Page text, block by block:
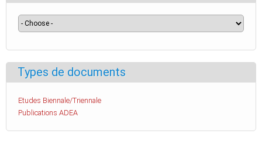
Types de documents
Etudes Biennale/Triennale
Publications ADEA